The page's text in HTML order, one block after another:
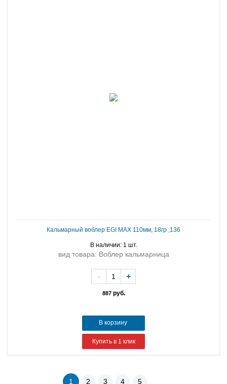
Кальмарный воблер EGI MAX 110мм, 18гр ,136
В наличии: 1 шт.
вид товара: Воблер кальмарница
887руб.
- +
В корзину
Купить в 1 клик
1 2 3 4 5